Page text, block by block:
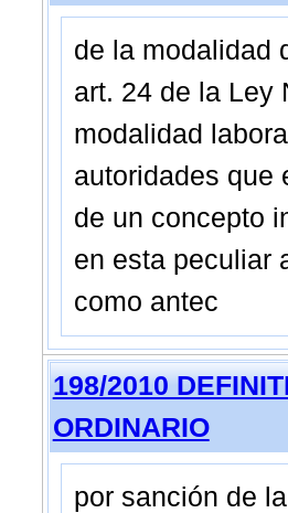
de la modalidad
art. 24 de la Ley
modalidad
autoridades que
de un concepto
en esta peculiar
como antec
198/2010
ORDINARIO
por sanción de